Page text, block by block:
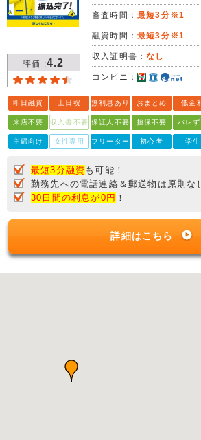
評価 :4.2
審査時間： 最短3分※1
融資時間： 最短3分※1
収入証明書：なし
コンビニ：
即日融資 土日祝 無利息あり おまとめ 低金
来店不要 収入書不要 保証人不要 担保不要 バレず
主婦向け 女性専用 フリーター 初心者 学生
最短3分融資 も可能！
勤務先への電話連絡＆郵送物は原則な
30日間の利息が0円 ！
詳細はこちら